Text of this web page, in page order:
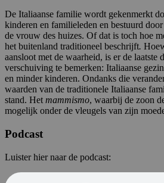
De Italiaanse familie wordt gekenmerkt
kinderen en familieleden en bestuurd
de vrouw des huizes. Of dat is toch hoe
het buitenland traditioneel beschrijft.
aansloot met de waarheid, is er de laatste
verschuiving te bemerken: Italiaanse
en minder kinderen. Ondanks die
waarden van de traditionele Italiaanse
stand. Het mammismo, waarbij de zoon
mogelijk onder de vleugels van zijn
Podcast
Luister hier naar de podcast: